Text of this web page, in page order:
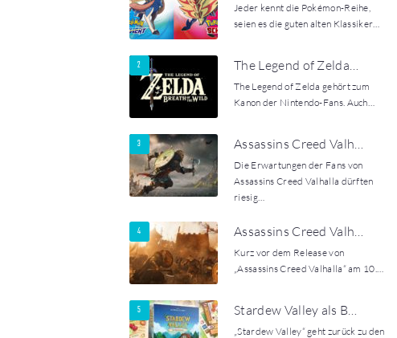
Jeder kennt die Pokémon-Reihe,
seien es die guten alten Klassiker…
The Legend of Zelda…
The Legend of Zelda gehört zum
Kanon der Nintendo-Fans. Auch…
Assassins Creed Valh…
Die Erwartungen der Fans von
Assassins Creed Valhalla dürften
riesig…
Assassins Creed Valh…
Kurz vor dem Release von
„Assassins Creed Valhalla“ am 10.…
Stardew Valley als B…
„Stardew Valley“ geht zurück zu den